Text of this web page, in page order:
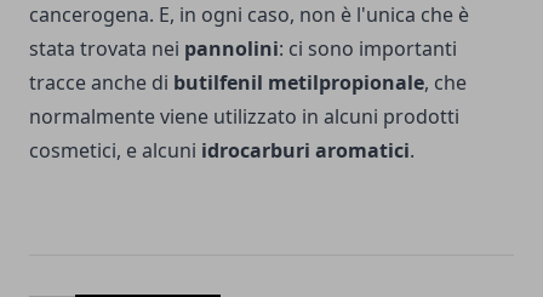
cancerogena. E, in ogni caso, non è l'unica che è
stata trovata nei pannolini: ci sono importanti
tracce anche di butilfenil metilpropionale, che
normalmente viene utilizzato in alcuni prodotti
cosmetici, e alcuni idrocarburi aromatici.